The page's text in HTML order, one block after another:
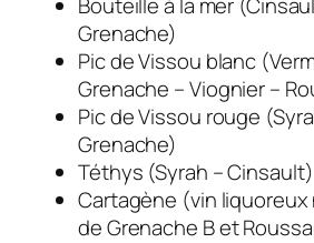
Grenache)
Pic de Vissou blanc
Grenache – Viognier –
Pic de Vissou rouge
Grenache)
Téthys (Syrah – Cinsault)
Cartagène (vin liquoreux
de Grenache B et